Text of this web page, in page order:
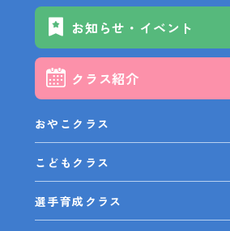
お知らせ・イベント
クラス紹介
おやこクラス
こどもクラス
選手育成クラス